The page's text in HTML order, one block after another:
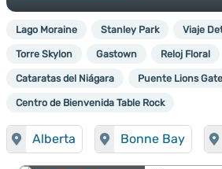
Lago Moraine Stanley Park Viaje
Torre Skylon Gastown Reloj Floral
Cataratas del Niágara Puente Lions Gate
Centro de Bienvenida Table Rock
Alberta Bonne Bay